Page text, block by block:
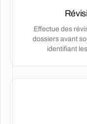
Effectue des
dossiers avant
identifiant